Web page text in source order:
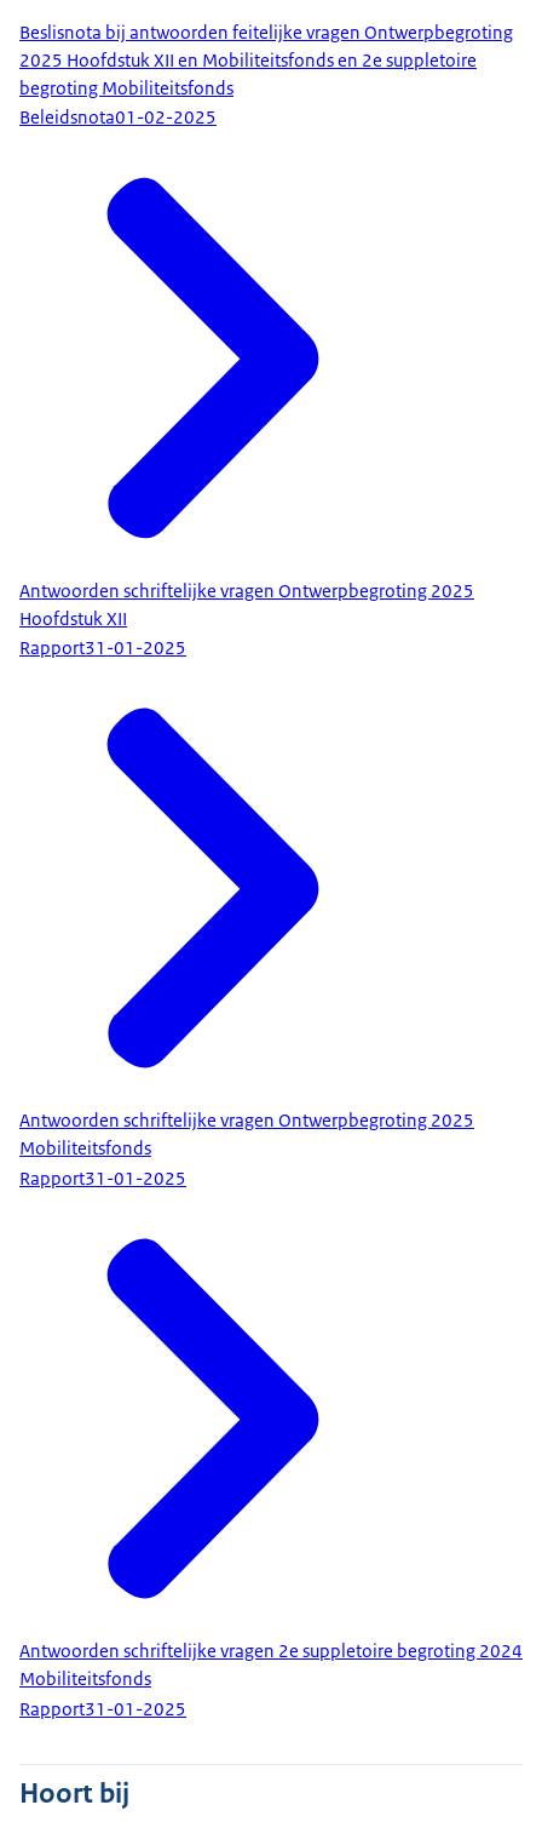
Beslisnota bij antwoorden feitelijke vragen Ontwerpbegroting
2025 Hoofdstuk XII en Mobiliteitsfonds en 2e suppletoire
begroting Mobiliteitsfonds
Beleidsnota01-02-2025
Antwoorden schriftelijke vragen Ontwerpbegroting 2025
Hoofdstuk XII
Rapport31-01-2025
Antwoorden schriftelijke vragen Ontwerpbegroting 2025
Mobiliteitsfonds
Rapport31-01-2025
Antwoorden schriftelijke vragen 2e suppletoire begroting 2024
Mobiliteitsfonds
Rapport31-01-2025
Hoort bij